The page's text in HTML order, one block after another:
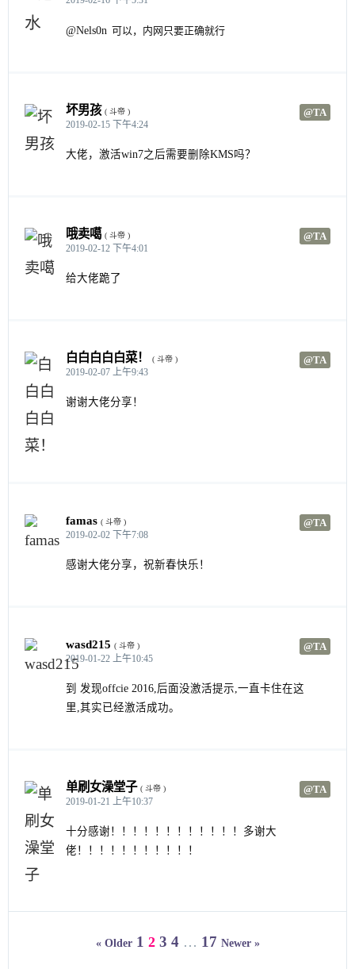
@Nels0n 可以，内网只要正确就行
坏男孩 @TA
( 斗帝 )
2019-02-15 下午4:24
大佬，激活win7之后需要删除KMS吗？
哦卖噶 @TA
( 斗帝 )
2019-02-12 下午4:01
给大佬跪了
白白白白白菜！ @TA
( 斗帝 )
2019-02-07 上午9:43
谢谢大佬分享！
famas @TA
( 斗帝 )
2019-02-02 下午7:08
感谢大佬分享，祝新春快乐！
wasd215 @TA
( 斗帝 )
2019-01-22 上午10:45
到 发现offcie 2016,后面没激活提示,一直卡住在这
里,其实已经激活成功。
单刷女澡堂子 @TA
( 斗帝 )
2019-01-21 上午10:37
十分感谢！！！！！！！！！！！！多谢大
佬！！！！！！！！！！！
« Older 1 2 3 4 … 17 Newer »